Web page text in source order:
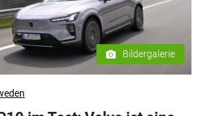
Bildergalerie